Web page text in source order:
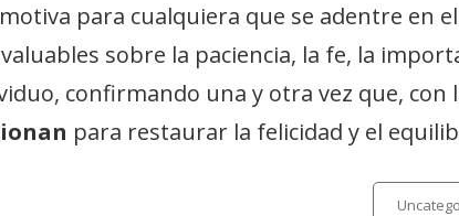
para cualquiera que se adentre en
sobre la paciencia, la fe, la
confirmando una y otra vez que, con
para restaurar la felicidad y el